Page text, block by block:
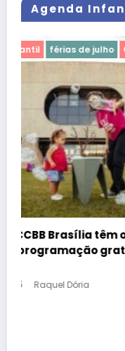
Agenda
Agenda Infantil
Mostra
oficinas
férias
julho 2, 2026